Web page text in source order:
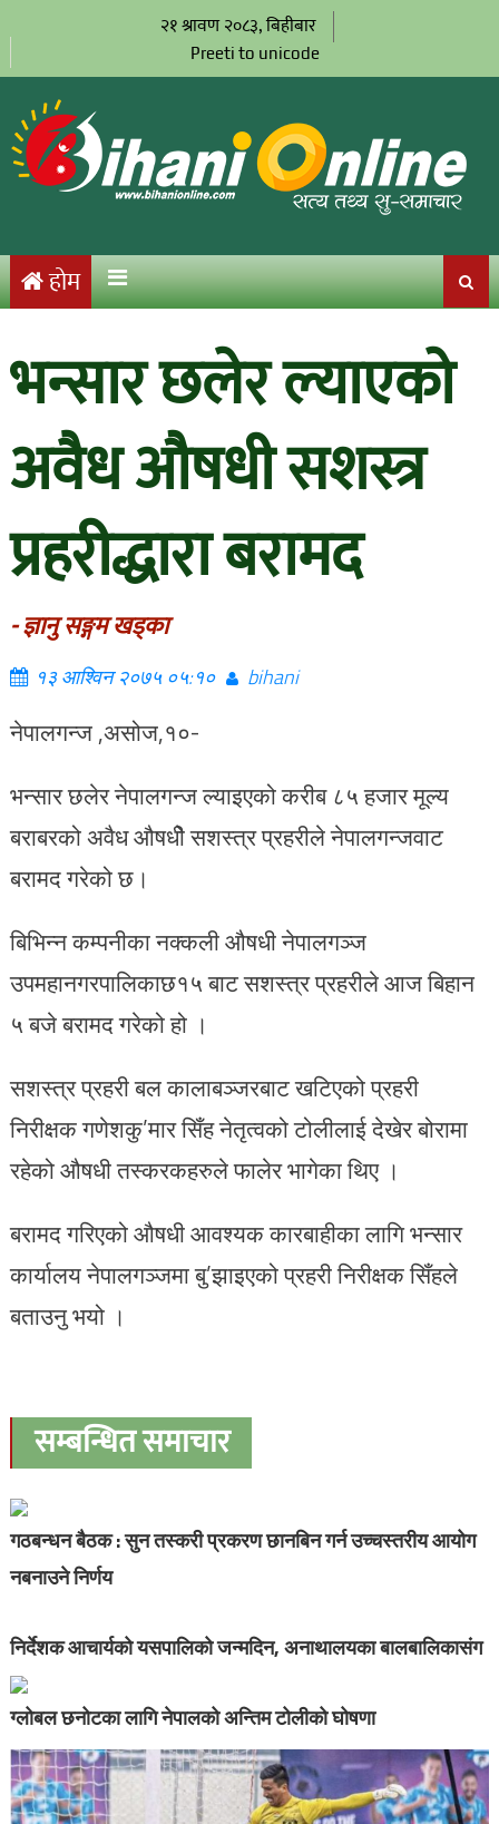
२१ श्रावण २०८३, बिहीबार
Preeti to unicode
होम
भन्सार छलेर ल्याएको
अवैध औषधी सशस्त्र
प्रहरीद्धारा बरामद
- ज्ञानु सङ्गम खड्का
१३ आश्विन २०७५ ०५:१० bihani
नेपालगन्ज ,असोज,१०-
भन्सार छलेर नेपालगन्ज ल्याइएको करीब ८५ हजार मूल्य
बराबरको अवैध औषधीे सशस्त्र प्रहरीले नेपालगन्जवाट
बरामद गरेको छ।
बिभिन्न कम्पनीका नक्कली औषधी नेपालगञ्ज
उपमहानगरपालिकाछ१५ बाट सशस्त्र प्रहरीले आज बिहान
५ बजे बरामद गरेको हो ।
सशस्त्र प्रहरी बल कालाबञ्जरबाट खटिएको प्रहरी
निरीक्षक गणेशकु’मार सिँह नेतृत्वको टोलीलाई देखेर बोरामा
रहेको औषधी तस्करकहरुले फालेर भागेका थिए ।
बरामद गरिएको औषधी आवश्यक कारबाहीका लागि भन्सार
कार्यालय नेपालगञ्जमा बु’झाइएको प्रहरी निरीक्षक सिँहले
बताउनु भयो ।
सम्बन्धित समाचार
गठबन्धन बैठक : सुन तस्करी प्रकरण छानबिन गर्न उच्चस्तरीय आयोग
नबनाउने निर्णय
निर्देशक आचार्यको यसपालिको जन्मदिन, अनाथालयका बालबालिकासंग
ग्लोबल छनोटका लागि नेपालको अन्तिम टोलीको घोषणा